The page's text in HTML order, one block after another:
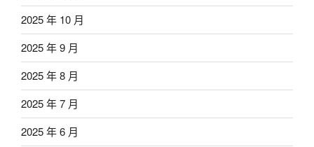
2025 年 10 月
2025 年 9 月
2025 年 8 月
2025 年 7 月
2025 年 6 月